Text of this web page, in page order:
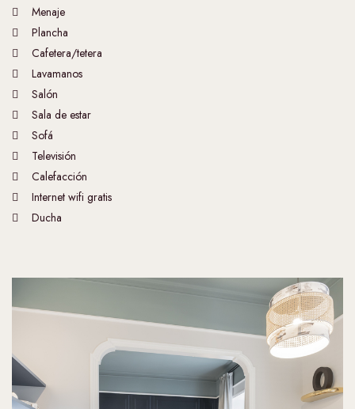
Menaje
Plancha
Cafetera/tetera
Lavamanos
Salón
Sala de estar
Sofá
Televisión
Calefacción
Internet wifi gratis
Ducha